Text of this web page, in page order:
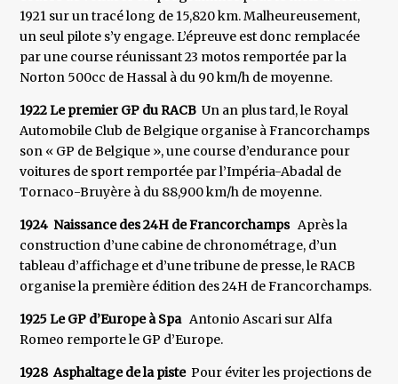
1921 sur un tracé long de 15,820 km. Malheureusement,
un seul pilote s’y engage. L’épreuve est donc remplacée
par une course réunissant 23 motos remportée par la
Norton 500cc de Hassal à du 90 km/h de moyenne.
1922 Le premier GP du RACB Un an plus tard, le Royal
Automobile Club de Belgique organise à Francorchamps
son « GP de Belgique », une course d’endurance pour
voitures de sport remportée par l’Impéria-Abadal de
Tornaco-Bruyère à du 88,900 km/h de moyenne.
1924 Naissance des 24H de FrancorchampsAprès la
construction d’une cabine de chronométrage, d’un
tableau d’affichage et d’une tribune de presse, le RACB
organise la première édition des 24H de Francorchamps.
1925 Le GP d’Europe à SpaAntonio Ascari sur Alfa
Romeo remporte le GP d’Europe.
1928 Asphaltage de la pistePour éviter les projections de